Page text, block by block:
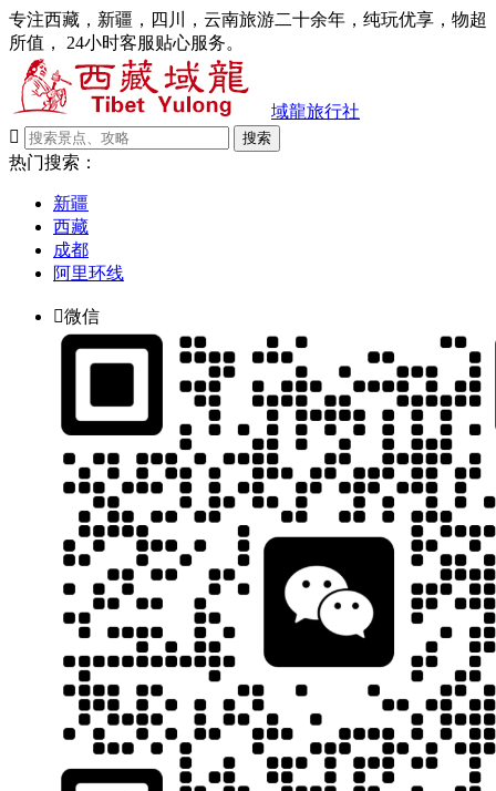
专注西藏，新疆，四川，云南旅游二十余年，纯玩优享，物超
所值， 24小时客服贴心服务。
域龍旅行社

搜索
热门搜索：
新疆
西藏
成都
阿里环线
微信